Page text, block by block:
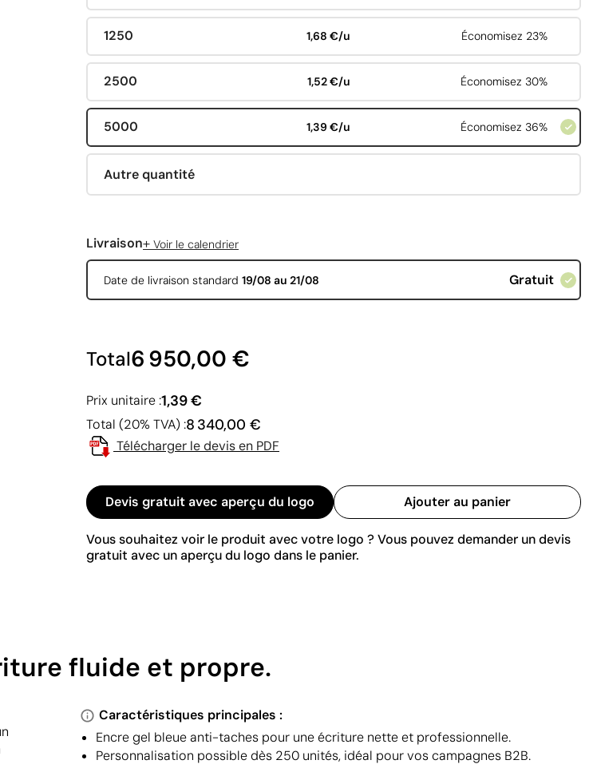
1250 1,68 €/u Économisez 23%
2500 1,52 €/u Économisez 30%
5000 1,39 €/u Économisez 36%
Autre quantité
Livraison+ Voir le calendrier
Date de livraison standard 19/08 au 21/08 Gratuit
Total6 950,00 €
Prix unitaire :1,39 €
Total (20% TVA) :8 340,00 €
Télécharger le devis en PDF
Devis gratuit avec aperçu du logo Ajouter au panier
Vous souhaitez voir le produit avec votre logo ? Vous pouvez demander un devis
gratuit avec un aperçu du logo dans le panier.
fluide et propre.
Caractéristiques principales :
Encre gel bleue anti-taches pour une écriture nette et professionnelle.
Personnalisation possible dès 250 unités, idéal pour vos campagnes B2B.